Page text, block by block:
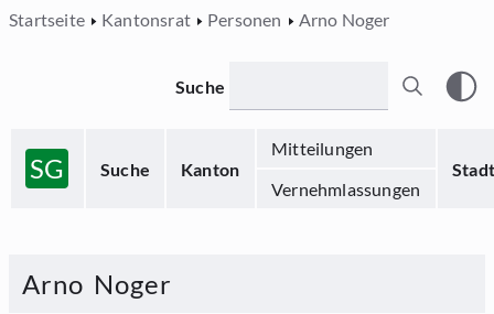
Startseite Kantonsrat Personen Arno Noger
SG Suche Kanton
Mitteilungen
Stadt
Vernehmlassungen
Suche
Arno Noger